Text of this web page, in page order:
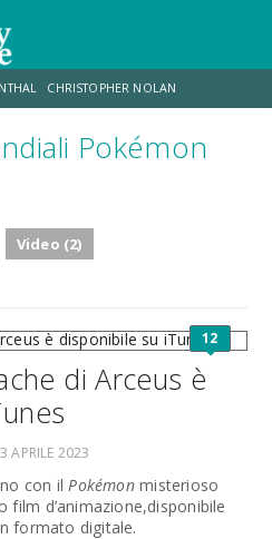
CHRISTOPHER NOLAN
ODISSEA CHRIS MCKENNA
Pokémon
Video (2)
12
di Arceus è
APRILE 2023
con ilPokémonmisterioso
film d’animazione,disponibile
formato digitale.